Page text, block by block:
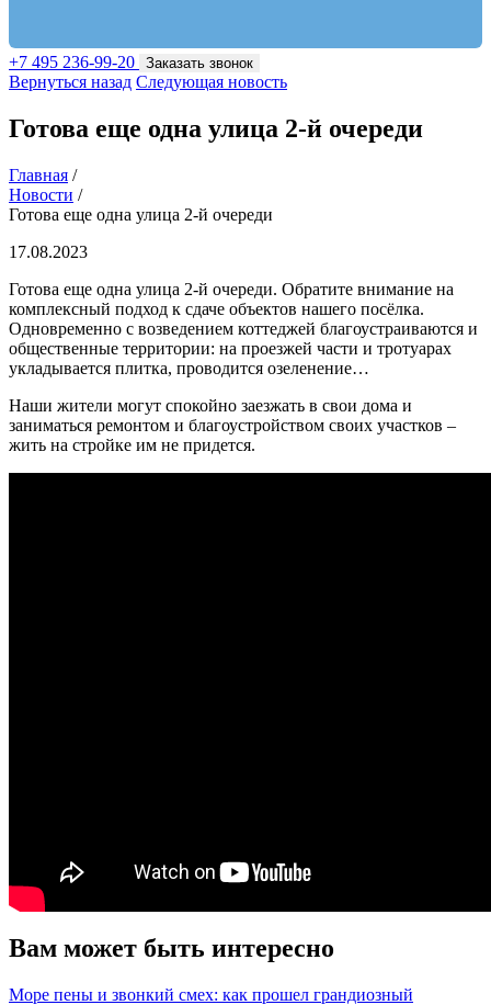
+7 495 236-99-20 Заказать звонок
Вернуться назад Следующая новость
Готова еще одна улица 2-й очереди
Главная /
Новости /
Готова еще одна улица 2-й очереди
17.08.2023
Готова еще одна улица 2-й очереди. Обратите внимание на
комплексный подход к сдаче объектов нашего посёлка.
Одновременно с возведением коттеджей благоустраиваются и
общественные территории: на проезжей части и тротуарах
укладывается плитка, проводится озеленение…
Наши жители могут спокойно заезжать в свои дома и
заниматься ремонтом и благоустройством своих участков –
жить на стройке им не придется.
Вам может быть интересно
Море пены и звонкий смех: как прошел грандиозный